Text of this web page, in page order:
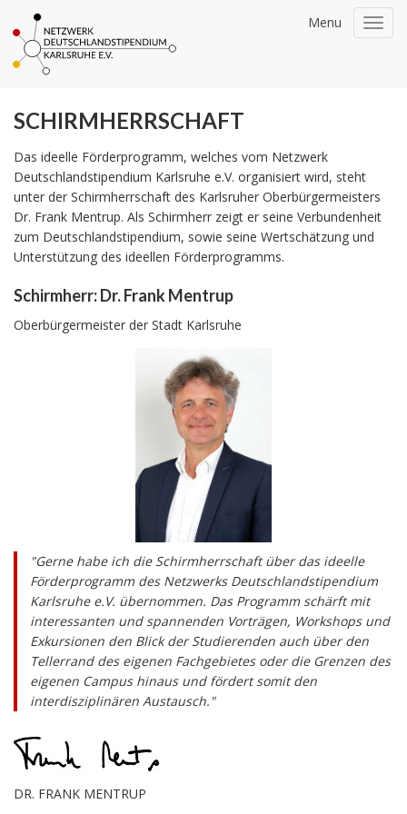
Menu
SCHIRMHERRSCHAFT
Das ideelle Förderprogramm, welches vom Netzwerk
Deutschlandstipendium Karlsruhe e.V. organisiert wird, steht
unter der Schirmherrschaft des Karlsruher Oberbürgermeisters
Dr. Frank Mentrup. Als Schirmherr zeigt er seine Verbundenheit
zum Deutschlandstipendium, sowie seine Wertschätzung und
Unterstützung des ideellen Förderprogramms.
Schirmherr: Dr. Frank Mentrup
Oberbürgermeister der Stadt Karlsruhe
Gerne habe ich die Schirmherrschaft über das ideelle
Förderprogramm des Netzwerks Deutschlandstipendium
Karlsruhe e.V. übernommen. Das Programm schärft mit
interessanten und spannenden Vorträgen, Workshops und
Exkursionen den Blick der Studierenden auch über den
Tellerrand des eigenen Fachgebietes oder die Grenzen des
eigenen Campus hinaus und fördert somit den
interdisziplinären Austausch.
DR. FRANK MENTRUP